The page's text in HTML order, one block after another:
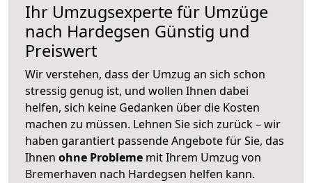
Ihr Umzugsexperte für Umzüge
nach Hardegsen Günstig und
Preiswert
Wir verstehen, dass der Umzug an sich schon
stressig genug ist, und wollen Ihnen dabei
helfen, sich keine Gedanken über die Kosten
machen zu müssen. Lehnen Sie sich zurück – wir
haben garantiert passende Angebote für Sie, das
Ihnen ohne Probleme mit Ihrem Umzug von
Bremerhaven nach Hardegsen helfen kann.